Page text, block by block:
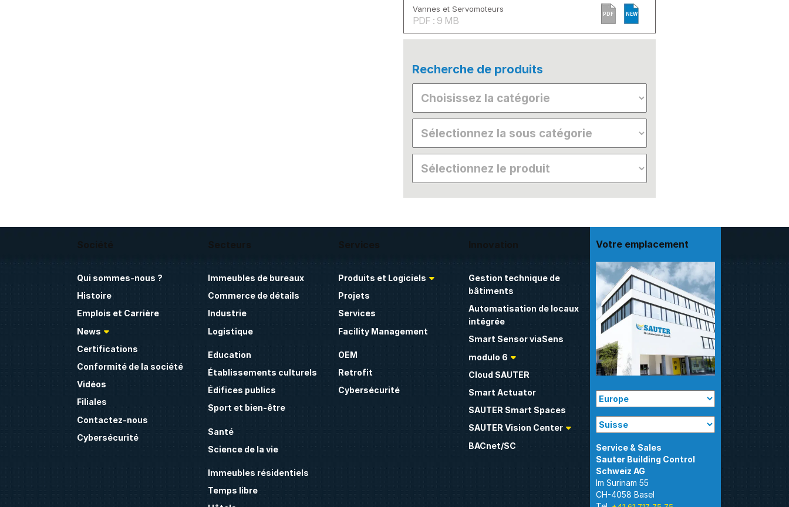
Vannes et Servomoteurs
PDF : 9 MB
PDF NEW
Recherche de produits
Société
Qui sommes-nous ?
Histoire
Emplois et Carrière
News
Certifications
Conformité de la société
Vidéos
Filiales
Contactez-nous
Cybersécurité
Secteurs
Immeubles de bureaux
Commerce de détails
Industrie
Logistique
Education
Établissements culturels
Édifices publics
Sport et bien-être
Santé
Science de la vie
Immeubles résidentiels
Temps libre
Services
Produits et Logiciels
Projets
Services
Facility Management
OEM
Retrofit
Cybersécurité
Innovation
Gestion technique de
bâtiments
Automatisation de locaux
intégrée
Smart Sensor viaSens
modulo 6
Cloud SAUTER
Smart Actuator
SAUTER Smart Spaces
SAUTER Vision Center
BACnet/SC
Votre emplacement
Sauter Building Control
Im Surinam 55
CH-4058 Basel